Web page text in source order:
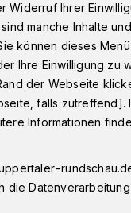
Blick auf das
Gleichzeitig
den Freien
Rat
Widerruf Ihrer
manche Inhalte
können dieses
Ihre Einwilligung zu
der Webseite
falls zutreffend].
Informationen
die